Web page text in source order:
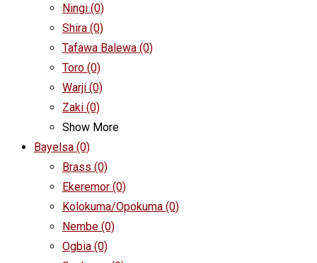
Ningi (0)
Shira (0)
Tafawa Balewa (0)
Toro (0)
Warji (0)
Zaki (0)
Show More
Bayelsa (0)
Brass (0)
Ekeremor (0)
Kolokuma/Opokuma (0)
Nembe (0)
Ogbia (0)